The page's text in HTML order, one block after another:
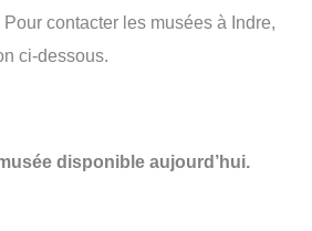
contacter les musées à Indre,
ci-dessous.
disponible aujourd’hui.